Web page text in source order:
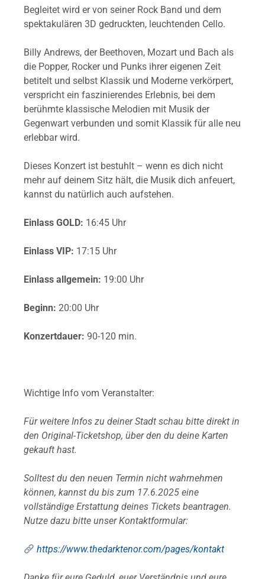
Begleitet wird er von seiner Rock Band und dem
spektakulären 3D gedruckten, leuchtenden Cello.
Billy Andrews, der Beethoven, Mozart und Bach als
die Popper, Rocker und Punks ihrer eigenen Zeit
betitelt und selbst Klassik und Moderne verkörpert,
verspricht ein faszinierendes Erlebnis, bei dem
berühmte klassische Melodien mit Musik der
Gegenwart verbunden und somit Klassik für alle neu
erlebbar wird.
Dieses Konzert ist bestuhlt – wenn es dich nicht
mehr auf deinem Sitz hält, die Musik dich anfeuert,
kannst du natürlich auch aufstehen.
Einlass GOLD: 16:45 Uhr
Einlass VIP: 17:15 Uhr
Einlass allgemein: 19:00 Uhr
Beginn: 20:00 Uhr
Konzertdauer: 90-120 min.
Wichtige Info vom Veranstalter:
Für weitere Infos zu deiner Stadt schau bitte direkt in
den Original-Ticketshop, über den du deine Karten
gekauft hast.
Solltest du den neuen Termin nicht wahrnehmen
können, kannst du bis zum 17.6.2025 eine
vollständige Erstattung deines Tickets beantragen.
Nutze dazu bitte unser Kontaktformular:
https://www.thedarktenor.com/pages/kontakt